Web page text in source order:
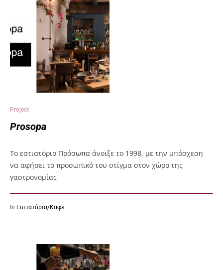
Project
Prosopa
Το εστιατόριο Πρόσωπα άνοιξε το 1998, με την υπόσχεση
να αφήσει το προσωπικό του στίγμα στον χώρο της
γαστρονομίας
In Εστιατόρια/Καφέ